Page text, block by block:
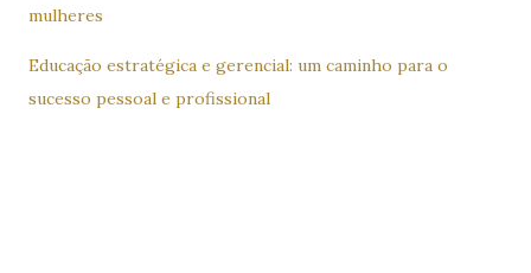
mulheres
Educação estratégica e gerencial: um caminho para o
sucesso pessoal e profissional